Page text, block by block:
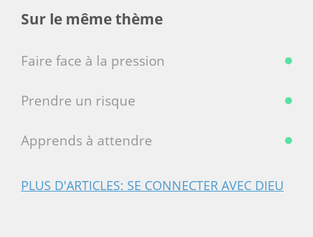
Sur le même thème
Faire face à la pression
Prendre un risque
Apprends à attendre
PLUS D'ARTICLES: SE CONNECTER AVEC DIEU